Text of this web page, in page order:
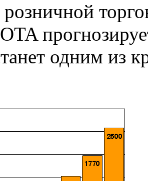
розничной
одним из